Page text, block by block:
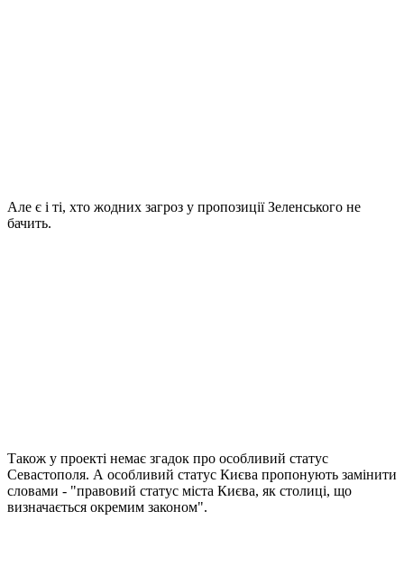
Але є і ті, хто жодних загроз у пропозиції Зеленського не
бачить.
Також у проекті немає згадок про особливий статус
Севастополя. А особливий статус Києва пропонують замінити
словами - "правовий статус міста Києва, як столиці, що
визначається окремим законом".